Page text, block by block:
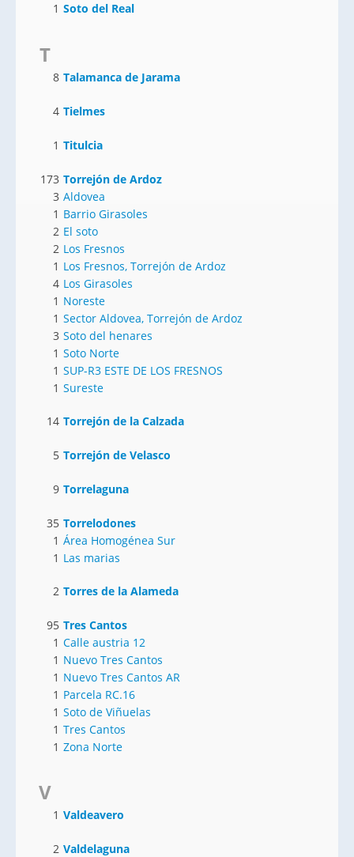
1 Soto del Real
T
8 Talamanca de Jarama
4 Tielmes
1 Titulcia
173 Torrejón de Ardoz
3 Aldovea
1 Barrio Girasoles
2 El soto
2 Los Fresnos
1 Los Fresnos, Torrejón de Ardoz
4 Los Girasoles
1 Noreste
1 Sector Aldovea, Torrejón de Ardoz
3 Soto del henares
1 Soto Norte
1 SUP-R3 ESTE DE LOS FRESNOS
1 Sureste
14 Torrejón de la Calzada
5 Torrejón de Velasco
9 Torrelaguna
35 Torrelodones
1 Área Homogénea Sur
1 Las marias
2 Torres de la Alameda
95 Tres Cantos
1 Calle austria 12
1 Nuevo Tres Cantos
1 Nuevo Tres Cantos AR
1 Parcela RC.16
1 Soto de Viñuelas
1 Tres Cantos
1 Zona Norte
V
1 Valdeavero
2 Valdelaguna